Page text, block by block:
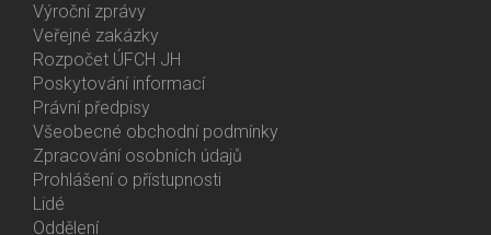
Bottom
Menu
About
Us
Výroční zprávy
Veřejné zakázky
Rozpočet ÚFCH JH
Poskytování informací
Právní předpisy
Všeobecné obchodní podmínky
Zpracování osobních údajů
Prohlášení o přístupnosti
Bottom
Lidé
Oddělení